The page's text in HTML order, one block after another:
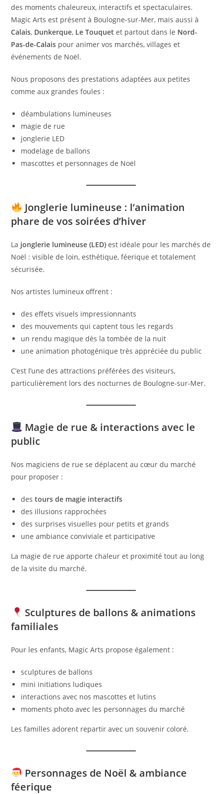
des moments chaleureux, interactifs et spectaculaires.
Magic Arts est présent à Boulogne-sur-Mer, mais aussi à
Calais, Dunkerque, Le Touquet et partout dans le Nord-
Pas-de-Calais pour animer vos marchés, villages et
événements de Noël.
Nous proposons des prestations adaptées aux petites
comme aux grandes foules :
déambulations lumineuses
magie de rue
jonglerie LED
modelage de ballons
mascottes et personnages de Noël
Jonglerie lumineuse : l’animation
phare de vos soirées d’hiver
La jonglerie lumineuse (LED) est idéale pour les marchés de
Noël : visible de loin, esthétique, féerique et totalement
sécurisée.
Nos artistes lumineux offrent :
des effets visuels impressionnants
des mouvements qui captent tous les regards
un rendu magique dès la tombée de la nuit
une animation photogénique très appréciée du public
C’est l’une des attractions préférées des visiteurs,
particulièrement lors des nocturnes de Boulogne-sur-Mer.
Magie de rue & interactions avec le
public
Nos magiciens de rue se déplacent au cœur du marché
pour proposer :
destours de magie interactifs
des illusions rapprochées
des surprises visuelles pour petits et grands
une ambiance conviviale et participative
La magie de rue apporte chaleur et proximité tout au long
de la visite du marché.
Sculptures de ballons & animations
familiales
Pour les enfants, Magic Arts propose également :
sculptures de ballons
mini initiations ludiques
interactions avec nos mascottes et lutins
moments photo avec les personnages du marché
Les familles adorent repartir avec un souvenir coloré.
Personnages de Noël & ambiance
féerique